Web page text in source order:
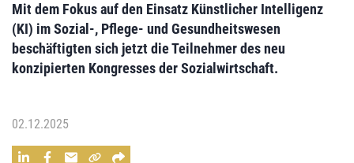
Mit dem Fokus auf den Einsatz Künstlicher Intelligenz
(KI) im Sozial-, Pflege- und Gesundheitswesen
beschäftigten sich jetzt die Teilnehmer des neu
konzipierten Kongresses der Sozialwirtschaft.
02.12.2025